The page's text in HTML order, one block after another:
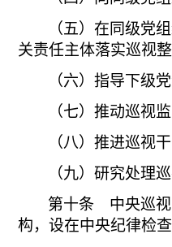
（五）在同级党
关责任主体落实巡视
（六）指导下级
（七）推动巡视
（八）推进巡视
（九）研究处理
第十条 中央巡视
构，设在中央纪律检